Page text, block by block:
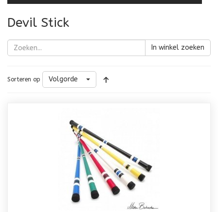
Devil Stick
In winkel zoeken
Sorteren op Volgorde